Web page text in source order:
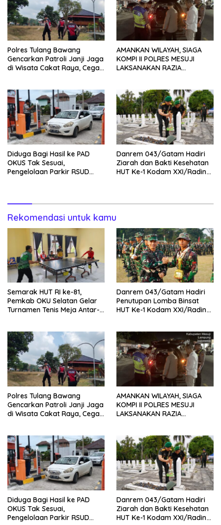
Polres Tulang Bawang
Gencarkan Patroli Janji Jaga
di Wisata Cakat Raya, Cegah
AMANKAN WILAYAH, SIAGA
KOMPI II POLRES MESUJI
LAKSANAKAN RAZIA
Diduga Bagi Hasil ke PAD
OKUS Tak Sesuai,
Pengelolaan Parkir RSUD
Danrem 043/Gatam Hadiri
Ziarah dan Bakti Kesehatan
HUT Ke-1 Kodam XXI/Radin
Rekomendasi untuk kamu
Semarak HUT RI ke-81,
Pemkab OKU Selatan Gelar
Turnamen Tenis Meja Antar-
Danrem 043/Gatam Hadiri
Penutupan Lomba Binsat
HUT Ke-1 Kodam XXI/Radin
Polres Tulang Bawang
Gencarkan Patroli Janji Jaga
di Wisata Cakat Raya, Cegah
AMANKAN WILAYAH, SIAGA
KOMPI II POLRES MESUJI
LAKSANAKAN RAZIA
Diduga Bagi Hasil ke PAD
OKUS Tak Sesuai,
Pengelolaan Parkir RSUD
Danrem 043/Gatam Hadiri
Ziarah dan Bakti Kesehatan
HUT Ke-1 Kodam XXI/Radin